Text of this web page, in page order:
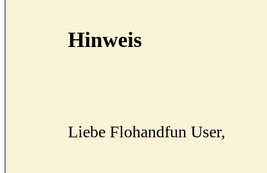
Hinweis
Liebe Flohandfun User,